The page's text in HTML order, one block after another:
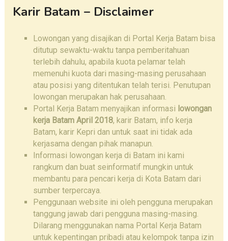
Karir Batam – Disclaimer
Lowongan yang disajikan di Portal Kerja Batam bisa
ditutup sewaktu-waktu tanpa pemberitahuan
terlebih dahulu, apabila kuota pelamar telah
memenuhi kuota dari masing-masing perusahaan
atau posisi yang ditentukan telah terisi. Penutupan
lowongan merupakan hak perusahaan.
Portal Kerja Batam menyajikan informasi lowongan
kerja Batam April 2018, karir Batam, info kerja
Batam, karir Kepri dan untuk saat ini tidak ada
kerjasama dengan pihak manapun.
Informasi lowongan kerja di Batam ini kami
rangkum dan buat seinformatif mungkin untuk
membantu para pencari kerja di Kota Batam dari
sumber terpercaya.
Penggunaan website ini oleh pengguna merupakan
tanggung jawab dari pengguna masing-masing.
Dilarang menggunakan nama Portal Kerja Batam
untuk kepentingan pribadi atau kelompok tanpa izin